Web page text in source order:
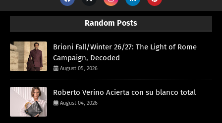
Random Posts
Brioni Fall/Winter 26/27: The Light of Rome
Campaign, Decoded
August 05, 2026
Roberto Verino Acierta con su blanco total
August 04, 2026